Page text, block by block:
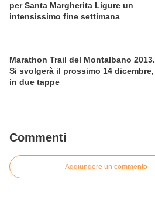
per Santa Margherita Ligure un
intensissimo fine settimana
Marathon Trail del Montalbano 2013.
Si svolgerà il prossimo 14 dicembre,
in due tappe
Commenti
Aggiungere un commento